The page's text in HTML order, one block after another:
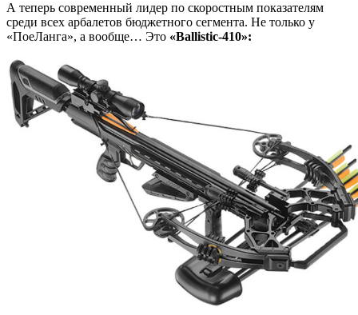
А теперь современный лидер по скоростным показателям
среди всех арбалетов бюджетного сегмента. Не только у
«ПоеЛанга», а вообще… Это «Ballistic-410»: